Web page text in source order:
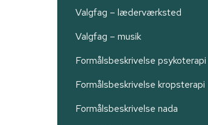
Valgfag – læderværksted
Valgfag – musik
Formålsbeskrivelse psykoterapi
Formålsbeskrivelse kropsterapi
Formålsbeskrivelse nada